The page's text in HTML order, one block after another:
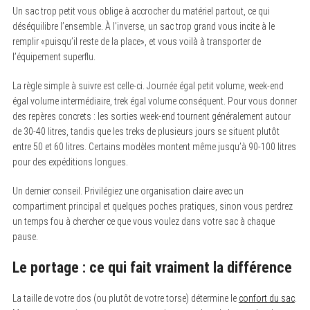
Un sac trop petit vous oblige à accrocher du matériel partout, ce qui
déséquilibre l’ensemble. À l’inverse, un sac trop grand vous incite à le
remplir «puisqu’il reste de la place», et vous voilà à transporter de
l’équipement superflu.
La règle simple à suivre est celle-ci. Journée égal petit volume, week-end
égal volume intermédiaire, trek égal volume conséquent. Pour vous donner
des repères concrets : les sorties week-end tournent généralement autour
de 30-40 litres, tandis que les treks de plusieurs jours se situent plutôt
entre 50 et 60 litres. Certains modèles montent même jusqu’à 90-100 litres
pour des expéditions longues.
Un dernier conseil. Privilégiez une organisation claire avec un
compartiment principal et quelques poches pratiques, sinon vous perdrez
un temps fou à chercher ce que vous voulez dans votre sac à chaque
pause.
Le portage : ce qui fait vraiment la différence
La taille de votre dos (ou plutôt de votre torse) détermine le confort du sac.
e
h
f